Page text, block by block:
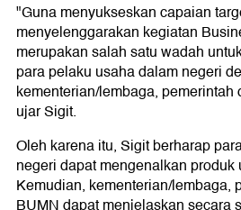
"Guna menyukseskan capaian
menyelenggarakan kegiatan
merupakan salah satu wadah
para pelaku usaha dalam negeri
kementerian/lembaga, pemerintah
ujar Sigit.
Oleh karena itu, Sigit berharap
negeri dapat mengenalkan produk
Kemudian, kementerian/lembaga,